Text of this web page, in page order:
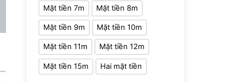
Mặt tiền 7m Mặt tiền 8m
Mặt tiền 9m Mặt tiền 10m
Mặt tiền 11m Mặt tiền 12m
Mặt tiền 15m Hai mặt tiền